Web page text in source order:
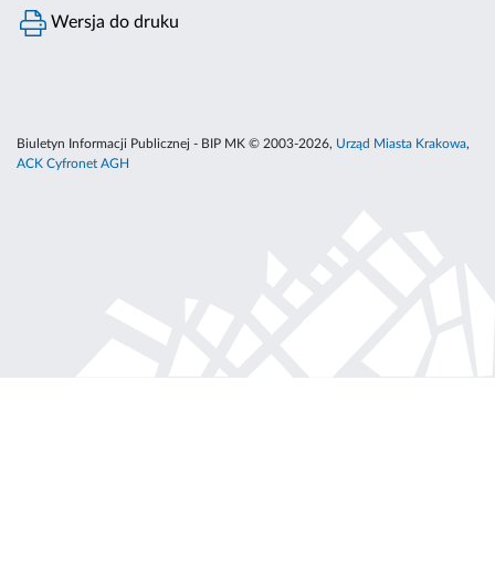
Wersja do druku
Biuletyn Informacji Publicznej - BIP MK © 2003-2026, Urząd Miasta Krakowa,
ACK Cyfronet AGH